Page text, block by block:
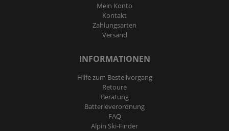
Mein Konto
Kontakt
Zahlungsarten
Versand
INFORMATIONEN
Hilfe zum Bestellvorgang
Retoure
Beratung
Batterieverordnung
FAQ
Alpin Ski-Finder